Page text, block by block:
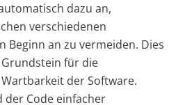
dazu an,
verschiedenen
Beginn an zu vermeiden. Dies
für die
der Software.
Code einfacher